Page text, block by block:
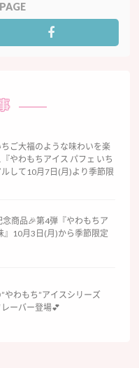
ちご大福のような味わいを楽
やわもちアイス パフェ いち
して10月7日(月)より季節限
商品🎉第4弾『やわもちア
』10月3日(月)から季節限定
やわもち”アイスシリーズ
ーバー登場💕